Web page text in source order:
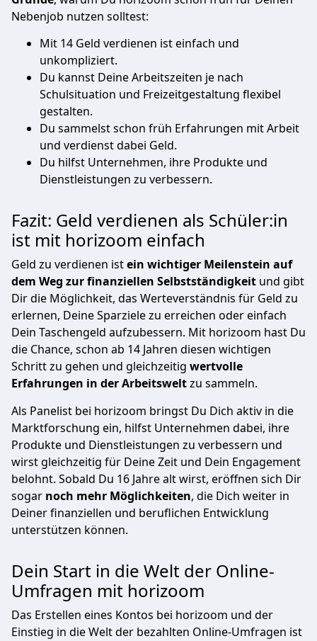
Nebenjob nutzen solltest:
Mit 14 Geld verdienen ist einfach und
unkompliziert.
Du kannst Deine Arbeitszeiten je nach
Schulsituation und Freizeitgestaltung flexibel
gestalten.
Du sammelst schon früh Erfahrungen mit Arbeit
und verdienst dabei Geld.
Du hilfst Unternehmen, ihre Produkte und
Dienstleistungen zu verbessern.
Fazit: Geld verdienen als Schüler:in
ist mit horizoom einfach
Geld zu verdienen istein wichtiger Meilenstein auf
dem Weg zur finanziellen Selbstständigkeit und gibt
Dir die Möglichkeit, das Werteverständnis für Geld zu
erlernen, Deine Sparziele zu erreichen oder einfach
Dein Taschengeld aufzubessern. Mit horizoom hast Du
die Chance, schon ab 14 Jahren diesen wichtigen
Schritt zu gehen und gleichzeitig wertvolle
Erfahrungen in der Arbeitsweltzu sammeln.
Als Panelist bei horizoom bringst Du Dich aktiv in die
Marktforschung ein, hilfst Unternehmen dabei, ihre
Produkte und Dienstleistungen zu verbessern und
wirst gleichzeitig für Deine Zeit und Dein Engagement
belohnt. Sobald Du 16 Jahre alt wirst, eröffnen sich Dir
sogar noch mehr Möglichkeiten, die Dich weiter in
Deiner finanziellen und beruflichen Entwicklung
unterstützen können.
Dein Start in die Welt der Online-
Umfragen mit horizoom
Das Erstellen eines Kontos bei horizoom und der
Einstieg in die Welt der bezahlten Online-Umfragen ist